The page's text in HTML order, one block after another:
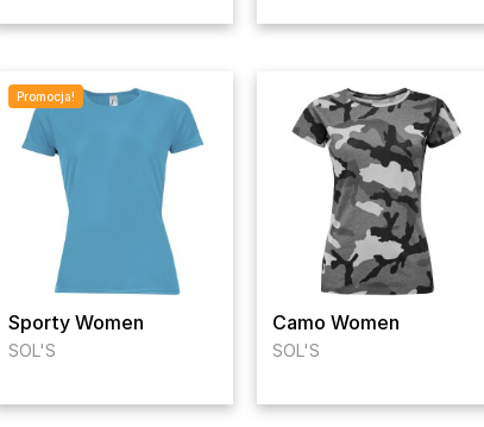
Sporty Women
SOL'S
Promocja!
Camo Women
SOL'S